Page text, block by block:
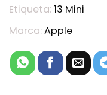
Etiqueta: 13 Mini
Marca: Apple